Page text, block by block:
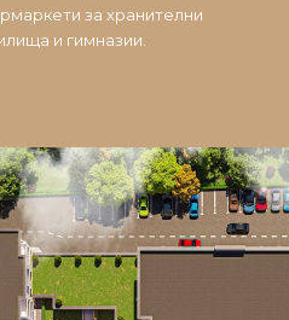
за хранителни
и гимназии.